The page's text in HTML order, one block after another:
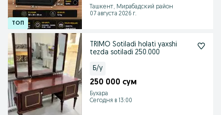
Ташкент, Мирабадский район
07 августа 2026 г.
TRIMO Sotiladi holati yaxshi
tezda sotiladi 250.000
Б/у
250 000 сум
Бухара
Сегодня в 13:00